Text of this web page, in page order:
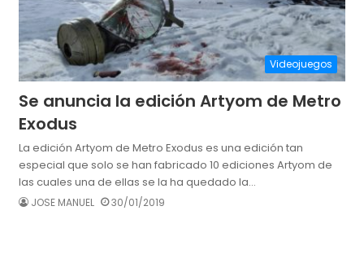
Videojuegos
Se anuncia la edición Artyom de Metro
Exodus
La edición Artyom de Metro Exodus es una edición tan
especial que solo se han fabricado 10 ediciones Artyom de
las cuales una de ellas se la ha quedado la…
JOSE MANUEL 30/01/2019